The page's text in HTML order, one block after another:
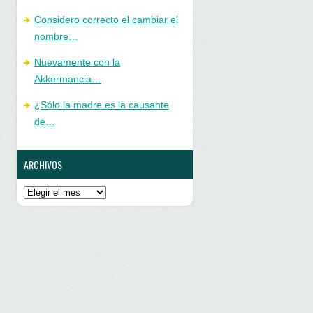
Considero correcto el cambiar el
nombre…
Nuevamente con la
Akkermancia…
¿Sólo la madre es la causante
de…
ARCHIVOS
Archivos